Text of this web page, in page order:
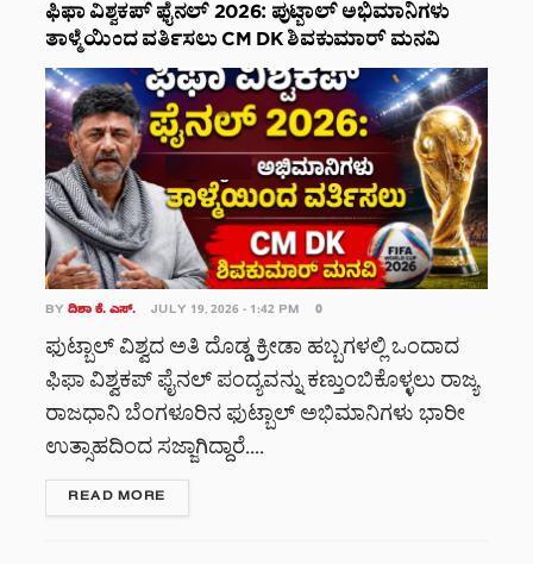
ಫಿಫಾ ವಿಶ್ವಕಪ್ ಫೈನಲ್ 2026: ಪುಟ್ಬಾಲ್ ಅಭಿಮಾನಿಗಳು
ತಾಳ್ಮೆಯಿಂದ ವರ್ತಿಸಲು CM DK ಶಿವಕುಮಾರ್ ಮನವಿ
BY ದಿಶಾ ಕೆ. ಎಸ್. JULY 19, 2026 - 1:42 PM 0
ಫುಟ್ಬಾಲ್ ವಿಶ್ವದ ಅತಿ ದೊಡ್ಡ ಕ್ರೀಡಾ ಹಬ್ಬಗಳಲ್ಲಿ ಒಂದಾದ
ಫಿಫಾ ವಿಶ್ವಕಪ್ ಫೈನಲ್ ಪಂದ್ಯವನ್ನು ಕಣ್ತುಂಬಿಕೊಳ್ಳಲು ರಾಜ್ಯ
ರಾಜಧಾನಿ ಬೆಂಗಳೂರಿನ ಫುಟ್ಬಾಲ್ ಅಭಿಮಾನಿಗಳು ಭಾರೀ
ಉತ್ಸಾಹದಿಂದ ಸಜ್ಜಾಗಿದ್ದಾರೆ....
READ MORE